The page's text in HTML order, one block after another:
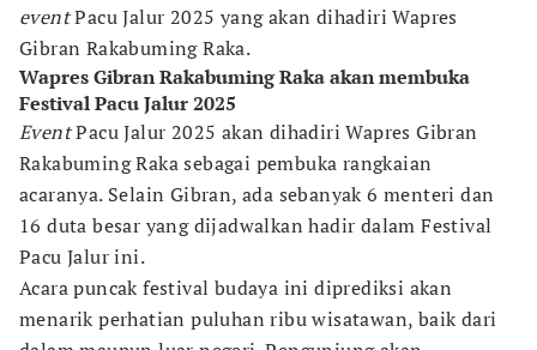
eventPacu Jalur 2025 yang akan dihadiri Wapres
Gibran Rakabuming Raka.
Wapres Gibran Rakabuming Raka akan membuka
Festival Pacu Jalur 2025
EventPacu Jalur 2025 akan dihadiri Wapres Gibran
Rakabuming Raka sebagai pembuka rangkaian
acaranya. Selain Gibran, ada sebanyak 6 menteri dan
16 duta besar yang dijadwalkan hadir dalam Festival
Pacu Jalur ini.
Acara puncak festival budaya ini diprediksi akan
menarik perhatian puluhan ribu wisatawan, baik dari